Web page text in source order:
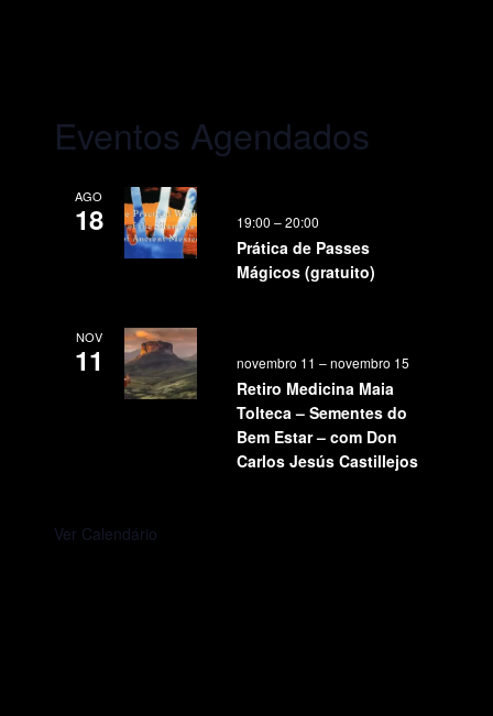
Eventos Agendados
AGO
18 19:00 –20:00
Prática de Passes
Mágicos (gratuito)
NOV
11 novembro 11 –novembro 15
Retiro Medicina Maia
Tolteca – Sementes do
Bem Estar – com Don
Carlos Jesús Castillejos
Ver Calendário